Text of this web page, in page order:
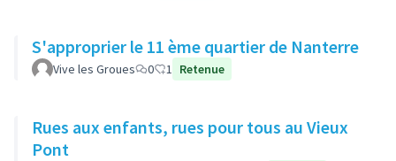
S'approprier le 11 ème quartier de Nanterre
Vive les Groues 0 1 Retenue
Rues aux enfants, rues pour tous au Vieux
Pont